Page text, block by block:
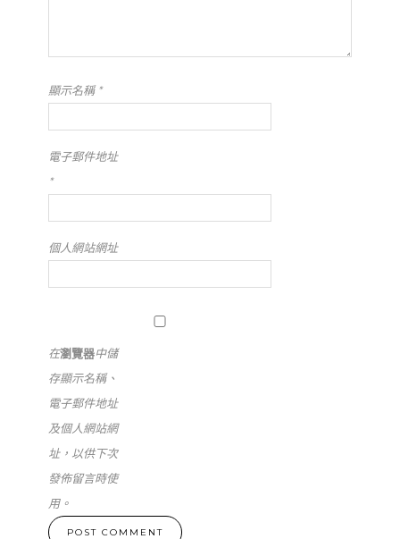
顯示名稱*
電子郵件地址
*
個人網站網址
在瀏覽器中儲
存顯示名稱、
電子郵件地址
及個人網站網
址，以供下次
發佈留言時使
用。